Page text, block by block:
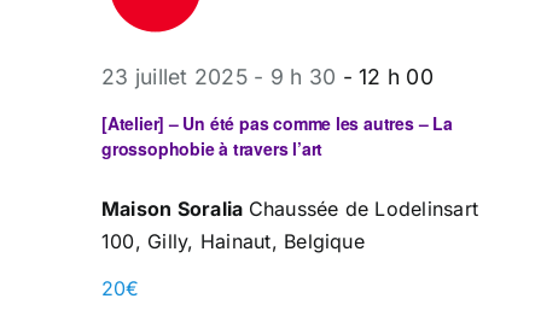
[Atelier] – Un été pas comme les autres – La
grossophobie à travers l’art
23 juillet 2025 - 9 h 30 -12 h 00
Maison Soralia Chaussée de Lodelinsart
100, Gilly, Hainaut, Belgique
20€